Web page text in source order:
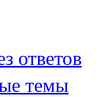
ответов
темы